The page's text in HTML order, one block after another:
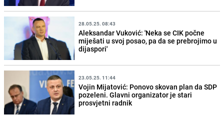
28.05.25. 08:43
Aleksandar Vuković: 'Neka se CIK počne
miješati u svoj posao, pa da se prebrojimo u
dijaspori'
23.05.25. 11:44
Vojin Mijatović: Ponovo skovan plan da SDP
pozeleni. Glavni organizator je stari
prosvjetni radnik